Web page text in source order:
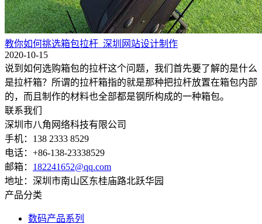
教你如何挑选箱包拉杆_深圳网站设计制作
2020-10-15
说到如何选购箱包的拉杆这个问题，我们首先要了解的是什么
是拉杆箱？所谓的拉杆箱指的就是那种把拉杆放置在箱包内部
的，而且制作的材料也全部都是钢所构成的一种箱包。
联系我们
深圳市八角网络科技有限公司
手机：138 2333 8529
电话：+86-138-23338529
邮箱： 182241652@qq.com
地址：深圳市南山区东桂庙路北跃华园
产品分类
数码产品系列